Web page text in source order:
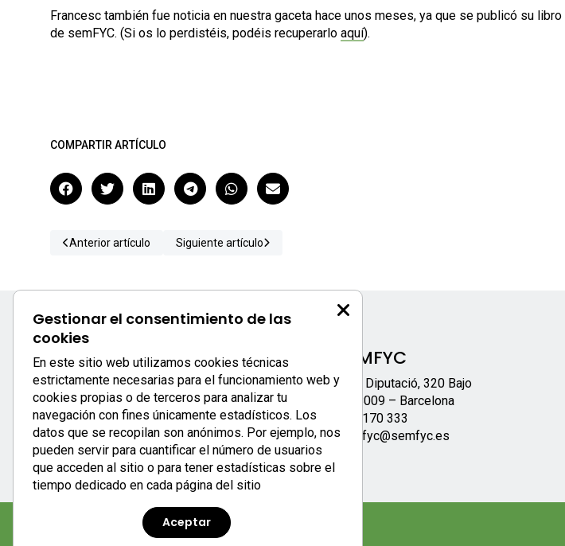
Francesc también fue noticia en nuestra gaceta hace unos meses, ya que se publicó su libro
de semFYC. (Si os lo perdistéis, podéis recuperarlo aquí).
COMPARTIR ARTÍCULO
Anterior artículo Siguiente artículo
Gestionar el consentimiento de las
cookies
En este sitio web utilizamos cookies técnicas
estrictamente necesarias para el funcionamiento web y
cookies propias o de terceros para analizar tu
navegación con fines únicamente estadísticos. Los
datos que se recopilan son anónimos. Por ejemplo, nos
pueden servir para cuantificar el número de usuarios
que acceden al sitio o para tener estadísticas sobre el
tiempo dedicado en cada página del sitio
Aceptar
SEMFYC
c/ Diputació, 320 Bajo
08009 – Barcelona
933 170 333
semfyc@semfyc.es
Política de privacidad|Política de cookies